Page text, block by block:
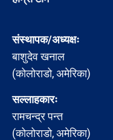
संस्थापक/अध्यक्षः
बाशुदेव खनाल
(कोलोराडो, अमेरिका)
सल्लाहकारः
रामचन्द्र पन्त
(कोलोराडो, अमेरिका)